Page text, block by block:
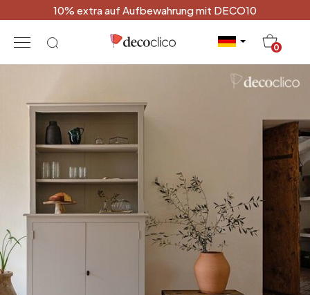
10% extra auf Aufbewahrung mit DECO10
0